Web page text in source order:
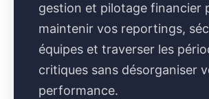
gestion et pilotage financier
maintenir vos reportings,
équipes et traverser les
critiques sans désorganiser
performance.